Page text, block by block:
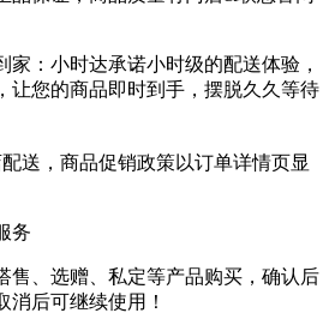
家：小时达承诺小时级的配送体验，
让您的商品即时到手，摆脱久久等待
送，商品促销政策以订单详情页显
务
售、选赠、私定等产品购买，确认后
消后可继续使用！